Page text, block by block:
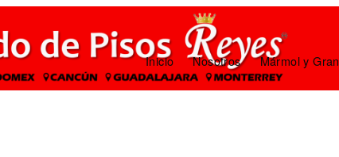
Inicio Nosotros Mármol y